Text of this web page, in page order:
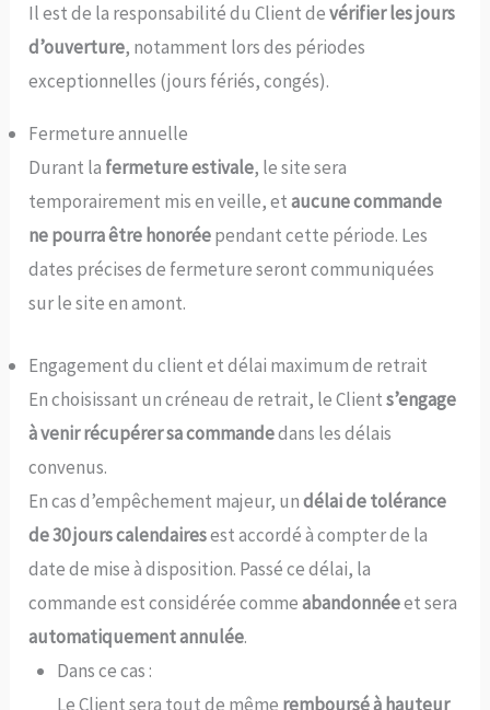
Il est de la responsabilité du Client devérifier les jours
d’ouverture, notamment lors des périodes
exceptionnelles (jours fériés, congés).
Fermeture annuelle
Durant la fermeture estivale, le site sera
temporairement mis en veille, etaucune commande
ne pourra être honoréependant cette période. Les
dates précises de fermeture seront communiquées
sur le site en amont.
Engagement du client et délai maximum de retrait
En choisissant un créneau de retrait, le Clients’engage
à venir récupérer sa commandedans les délais
convenus.
En cas d’empêchement majeur, undélai de tolérance
de 30 jours calendairesest accordé à compter de la
date de mise à disposition. Passé ce délai, la
commande est considérée commeabandonnéeet sera
automatiquement annulée.
Dans ce cas :
Le Client sera tout de même remboursé à hauteur